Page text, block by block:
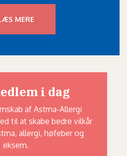
MERE
i dag
af Astma-Allergi
til at skabe bedre vilkår
allergi, høfeber og
eksem.